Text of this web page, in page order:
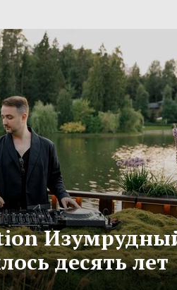
десять лет